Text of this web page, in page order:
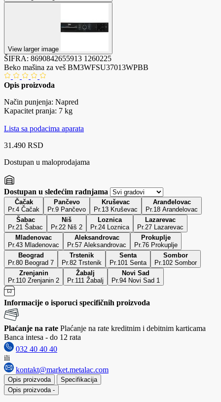
View larger image
ŠIFRA: 8690842655913 1260225
Beko mašina za veš BM3WFSU37013WPBB
Opis proizvoda
Način punjenja: Napred
Kapacitet pranja: 7 kg
Lista sa podacima aparata
31.490 RSD
Dostupan u maloprodajama
Dostupan u sledećim radnjama
Čačak
Pr.4 Čačak
Pančevo
Pr.9 Pančevo
Kruševac
Pr.13 Kruševac
Aranđelovac
Pr.18 Arandelovac
Šabac
Pr.21 Šabac
Niš
Pr.22 Niš 2
Loznica
Pr.24 Loznica
Lazarevac
Pr.27 Lazarevac
Mladenovac
Pr.43 Mladenovac
Aleksandrovac
Pr.57 Aleksandrovac
Prokuplje
Pr.76 Prokuplje
Beograd
Pr.80 Beograd 7
Trstenik
Pr.82 Trstenik
Senta
Pr.101 Senta
Sombor
Pr.102 Sombor
Zrenjanin
Pr.110 Zrenjanin 2
Žabalj
Pr.111 Žabalj
Novi Sad
Pr.94 Novi Sad 1
Informacije o isporuci specifičnih proizvoda
Plaćanje na rate Plaćanje na rate kreditnim i debitnim karticama
Banca intesa - do 12 rata
032 40 40 40
ili
kontakt@market.metalac.com
Opis proizvoda
Specifikacija
Opis proizvoda -